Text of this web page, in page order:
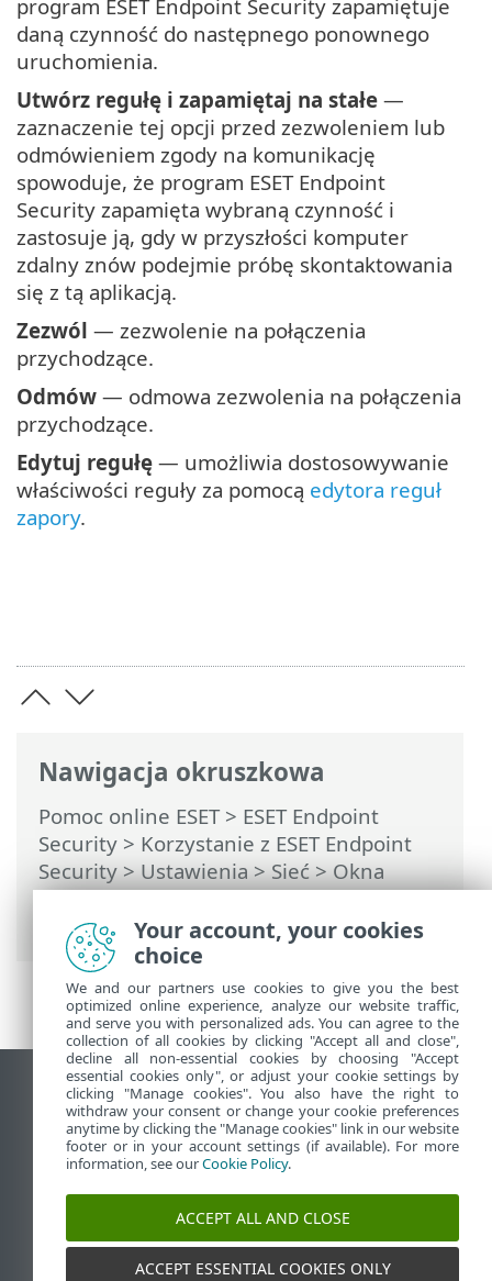
Nawigacja okruszkowa
Pomoc online ESET> ESET Endpoint
Security > Korzystanie z ESET Endpoint
Security>Ustawienia>Sieć> Okna
dialogowe — Ochrona sieci > Zaufana
komunikacja wychodząca
program ESET Endpoint Security zapamiętuje
daną czynność do następnego ponownego
uruchomienia.
Utwórz regułę i zapamiętaj na stałe —
zaznaczenie tej opcji przed zezwoleniem lub
odmówieniem zgody na komunikację
spowoduje, że program ESET Endpoint
Security zapamięta wybraną czynność i
zastosuje ją, gdy w przyszłości komputer
zdalny znów podejmie próbę skontaktowania
się z tą aplikacją.
Zezwól — zezwolenie na połączenia
przychodzące.
Odmów — odmowa zezwolenia na połączenia
przychodzące.
Edytuj regułę — umożliwia dostosowywanie
właściwości reguły za pomocą edytora reguł
zapory.
Wyświetl witrynę internetową dla
komputerów
End of Life
Baza wiedzy ESET
Forum ESET
ESET Status Portal
Pomoc regionalna
Your account, your cookies
choice
We and our partners use cookies to give you the best
optimized online experience, analyze our website traffic,
and serve you with personalized ads. You can agree to the
collection of all cookies by clicking "Accept all and close",
decline all non-essential cookies by choosing "Accept
essential cookies only", or adjust your cookie settings by
clicking "Manage cookies". You also have the right to
withdraw your consent or change your cookie preferences
anytime by clicking the "Manage cookies" link in our website
footer or in your account settings (if available). For more
information, see ourCookie Policy.
ACCEPT ALL AND CLOSE
ACCEPT ESSENTIAL COOKIES ONLY